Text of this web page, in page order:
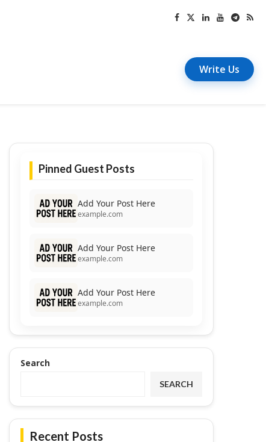
Write Us
Pinned Guest Posts
Add Your Post Here
example.com
Add Your Post Here
example.com
Add Your Post Here
example.com
Search
SEARCH
Recent Posts